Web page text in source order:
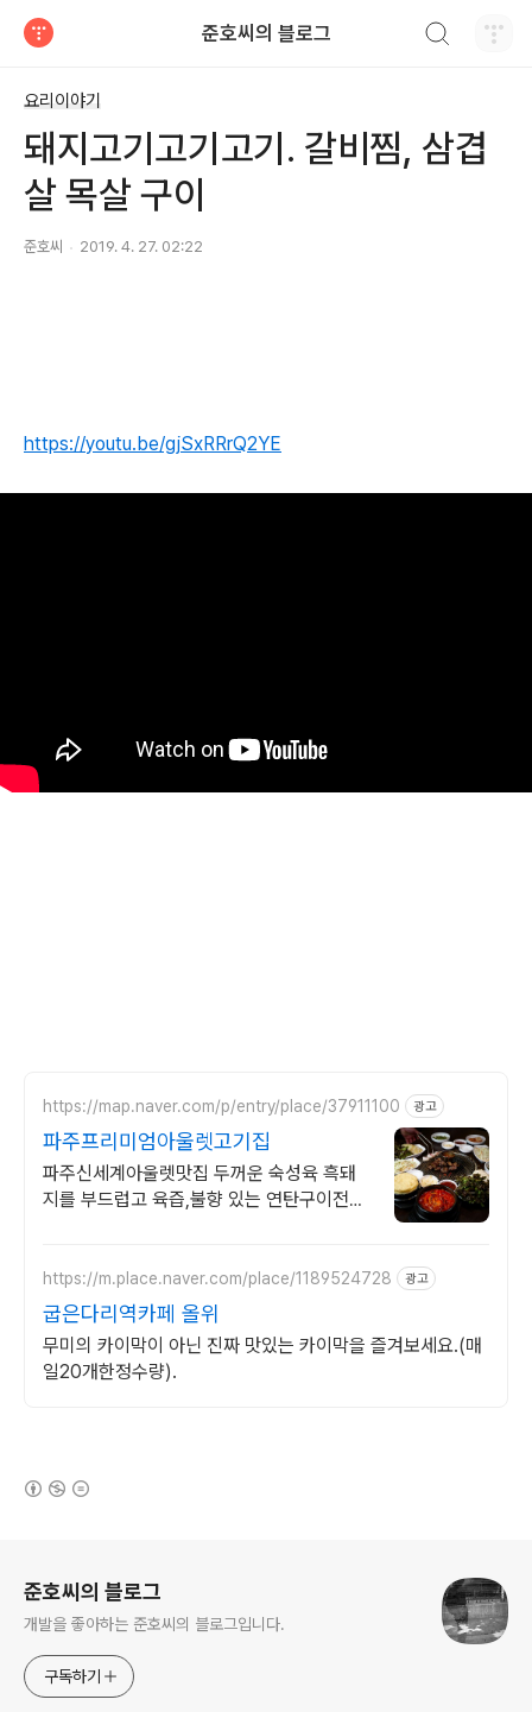
준호씨의 블로그
요리이야기
돼지고기고기고기. 갈비찜, 삼겹
살 목살 구이
준호씨 2019. 4. 27. 02:22
https://youtu.be/gjSxRRrQ2YE
https://map.naver.com/p/entry/place/37911100 광고
파주프리미엄아울렛고기집
파주신세계아울렛맛집 두꺼운 숙성육 흑돼
지를 부드럽고 육즙,불향 있는 연탄구이전문
https://m.place.naver.com/place/1189524728 광고
굽은다리역카페 올위
무미의 카이막이 아닌 진짜 맛있는 카이막을 즐겨보세요.(매
일20개한정수량).
준호씨의 블로그
개발을 좋아하는 준호씨의 블로그입니다.
구독하기